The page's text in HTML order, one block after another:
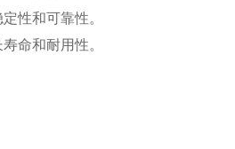
性和可靠性。
命和耐用性。